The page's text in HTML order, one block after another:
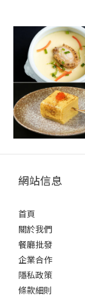
網站信息
首頁
關於我們
餐廳批發
企業合作
隱私政策
條款細則